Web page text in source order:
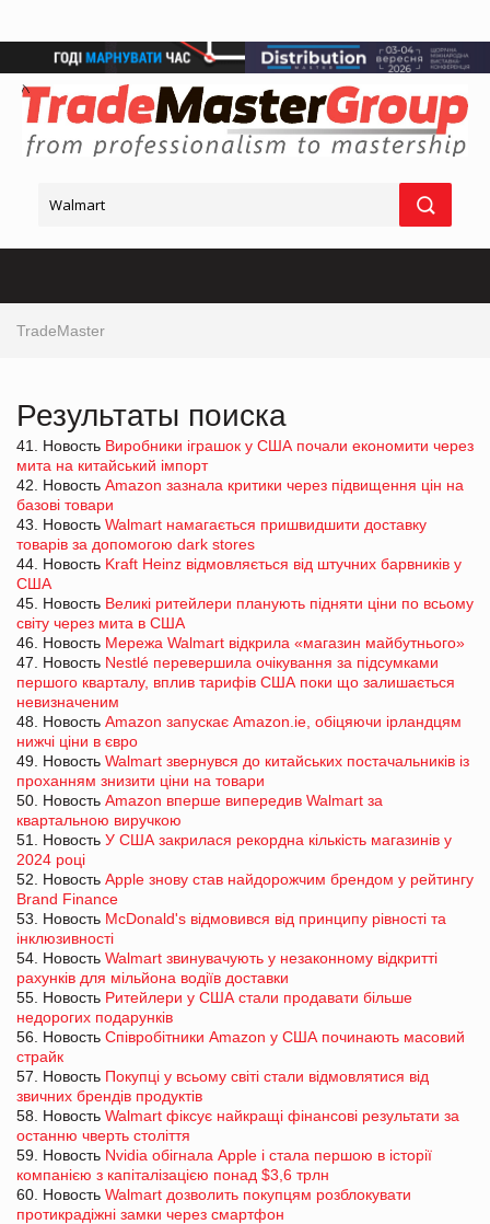
TradeMaster
Результаты поиска
41. Новость Виробники іграшок у США почали економити через
мита на китайський імпорт
42. Новость Amazon зазнала критики через підвищення цін на
базові товари
43. Новость Walmart намагається пришвидшити доставку
товарів за допомогою dark stores
44. Новость Kraft Heinz відмовляється від штучних барвників у
США
45. Новость Великі ритейлери планують підняти ціни по всьому
світу через мита в США
46. Новость Мережа Walmart відкрила «магазин майбутнього»
47. Новость Nestlé перевершила очікування за підсумками
першого кварталу, вплив тарифів США поки що залишається
невизначеним
48. Новость Amazon запускає Amazon.ie, обіцяючи ірландцям
нижчі ціни в євро
49. Новость Walmart звернувся до китайських постачальників із
проханням знизити ціни на товари
50. Новость Amazon вперше випередив Walmart за
квартальною виручкою
51. Новость У США закрилася рекордна кількість магазинів у
2024 році
52. Новость Apple знову став найдорожчим брендом у рейтингу
Brand Finance
53. Новость McDonald's відмовився від принципу рівності та
інклюзивності
54. Новость Walmart звинувачують у незаконному відкритті
рахунків для мільйона водіїв доставки
55. Новость Ритейлери у США стали продавати більше
недорогих подарунків
56. Новость Співробітники Amazon у США починають масовий
страйк
57. Новость Покупці у всьому світі стали відмовлятися від
звичних брендів продуктів
58. Новость Walmart фіксує найкращі фінансові результати за
останню чверть століття
59. Новость Nvidia обігнала Apple і стала першою в історії
компанією з капіталізацією понад $3,6 трлн
60. Новость Walmart дозволить покупцям розблокувати
протикрадіжні замки через смартфон